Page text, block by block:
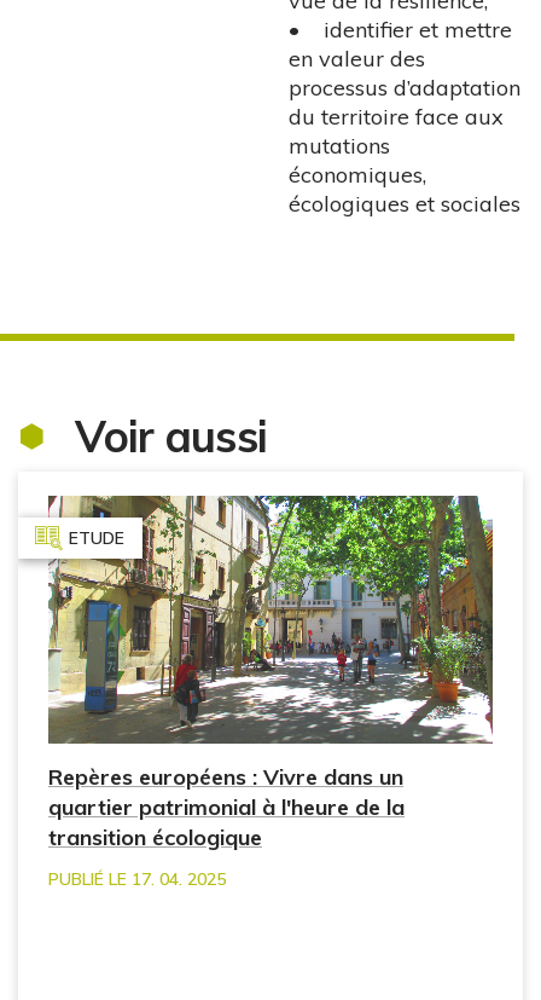
• identifier et mettre
en valeur des
processus d’adaptation
du territoire face aux
mutations
économiques,
écologiques et sociales
Voir aussi
ETUDE
Repères européens : Vivre dans un
quartier patrimonial à l'heure de la
transition écologique
PUBLIÉ LE 17. 04. 2025